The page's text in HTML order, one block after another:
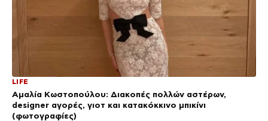
LIFE
Αμαλία Κωστοπούλου: Διακοπές πολλών αστέρων,
designer αγορές, γιοτ και κατακόκκινο μπικίνι
(φωτογραφίες)